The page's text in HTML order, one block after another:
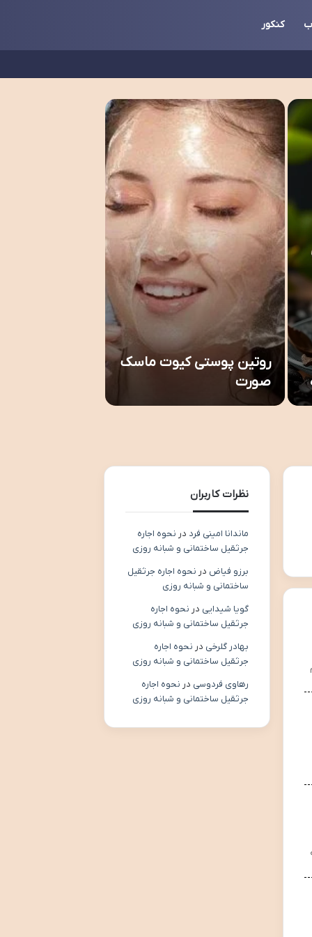
کنکور
روتین پوستی کیوت ماسک
صورت
نظرات کاربران
ماندانا امینی فرد در نحوه اجاره
جرثقیل ساختمانی و شبانه روزی
برزو فیاض در نحوه اجاره جرثقیل
ساختمانی و شبانه روزی
گویا شیدایی در نحوه اجاره
جرثقیل ساختمانی و شبانه روزی
بهادر گلرخی در نحوه اجاره
جرثقیل ساختمانی و شبانه روزی
رهاوی فردوسی در نحوه اجاره
جرثقیل ساختمانی و شبانه روزی